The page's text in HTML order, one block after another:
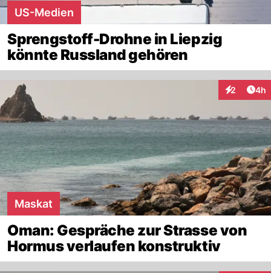
US-Medien
Sprengstoff-Drohne in Liepzig
könnte Russland gehören
2 4h
Maskat
Oman: Gespräche zur Strasse von
Hormus verlaufen konstruktiv